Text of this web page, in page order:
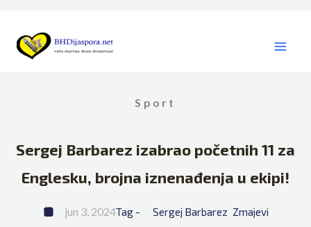
content
Sport
Sergej Barbarez izabrao početnih 11 za
Englesku, brojna iznenađenja u ekipi!
jun 3, 2024Tag - Sergej Barbarez Zmajevi